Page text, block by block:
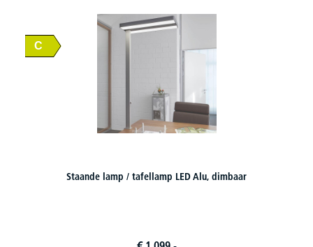
Ligbed